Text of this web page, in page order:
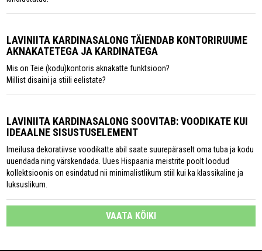
LAVINIITA KARDINASALONG TÄIENDAB KONTORIRUUME
AKNAKATETEGA JA KARDINATEGA
Mis on Teie (kodu)kontoris aknakatte funktsioon?
Millist disaini ja stiili eelistate?
LAVINIITA KARDINASALONG SOOVITAB: VOODIKATE KUI
IDEAALNE SISUSTUSELEMENT
Imeilusa dekoratiivse voodikatte abil saate suurepäraselt oma tuba ja kodu
uuendada ning värskendada. Uues Hispaania meistrite poolt loodud
kollektsioonis on esindatud nii minimalistlikum stiil kui ka klassikaline ja
luksuslikum.
VAATA KÕIKI